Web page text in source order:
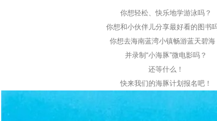
你想轻松、快乐地学游泳吗？
你想和小伙伴儿分享最好看的图书
你想去海南蓝湾小镇畅游蓝天碧海
并录制“小海豚”微电影吗？
还等什么！
快来我们的海豚计划报名吧！